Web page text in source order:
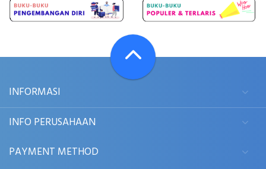
INFORMASI
INFO PERUSAHAAN
PAYMENT METHOD